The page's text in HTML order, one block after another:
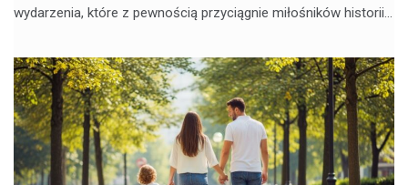
wydarzenia, które z pewnością przyciągnie miłośników historii…